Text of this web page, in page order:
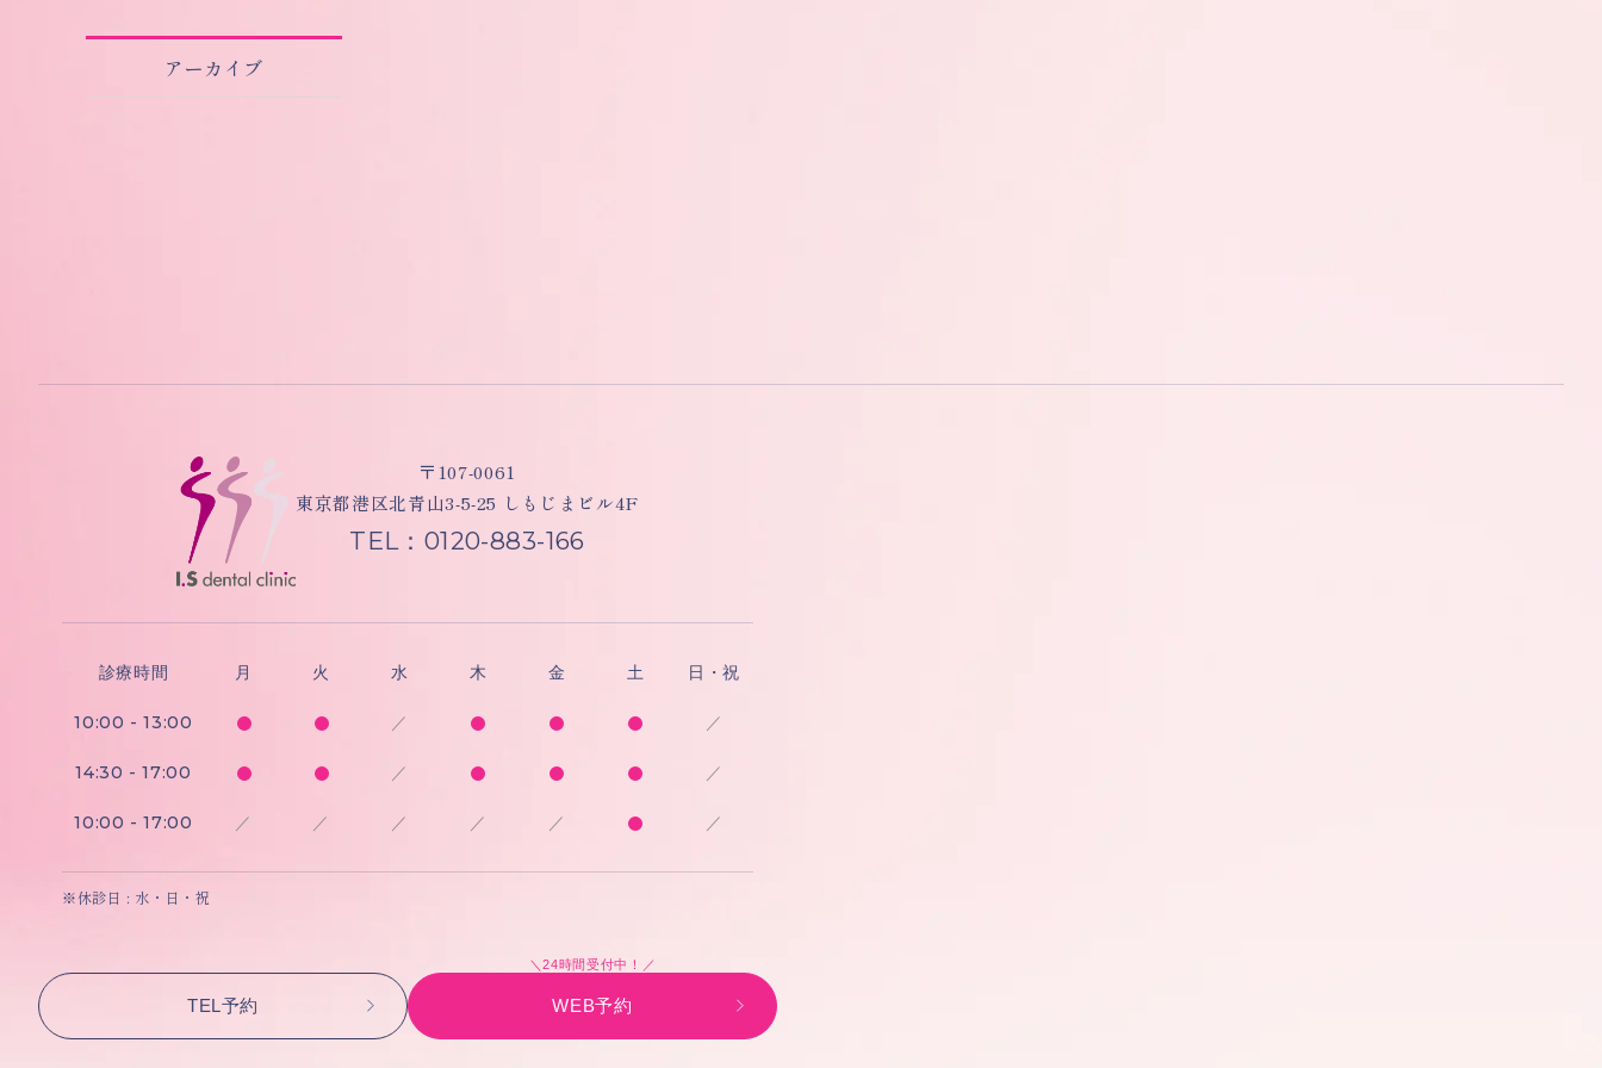
アーカイブ
〒107-0061
東京都港区北青山3-5-25 しもじまビル4F
TEL：0120-883-166
診療時間 月 火 水 木 金 土 日・祝
10:00 - 13:00 ／ ／
14:30 - 17:00 ／ ／
10:00 - 17:00 ／ ／ ／ ／ ／ ／
※休診日 : 水・日・祝
TEL予約
＼24時間受付中！／
WEB予約